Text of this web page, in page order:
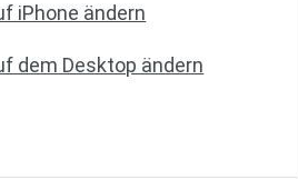
iPhone ändern
dem Desktop ändern